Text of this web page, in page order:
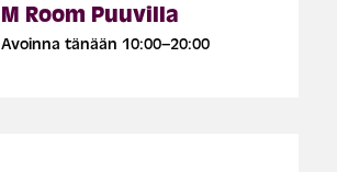
M Room Puuvilla
Avoinna tänään 10:00–20:00